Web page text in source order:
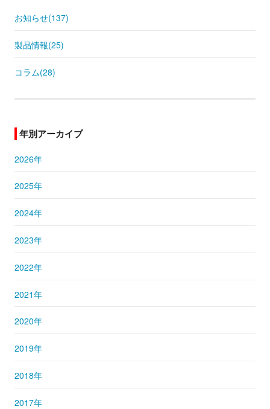
お知らせ(137)
製品情報(25)
コラム(28)
年別アーカイブ
2026年
2025年
2024年
2023年
2022年
2021年
2020年
2019年
2018年
2017年